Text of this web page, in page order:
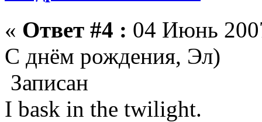
« Ответ #4 : 04 Июнь
С днём рождения, Эл)
Записан
I bask in the twilight.